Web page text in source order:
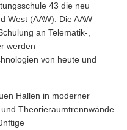
43 die neu
West (AAW). Die AAW
an Telematik-,
werden
von heute und
Hallen in moderner
Theorieraumtrennwände